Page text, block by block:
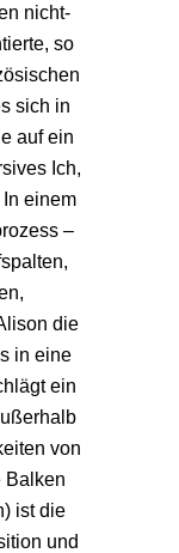
nicht-
so
sich in
auf ein
Ich,
einem
–
die
in eine
ein
von
Balken
ist die
und